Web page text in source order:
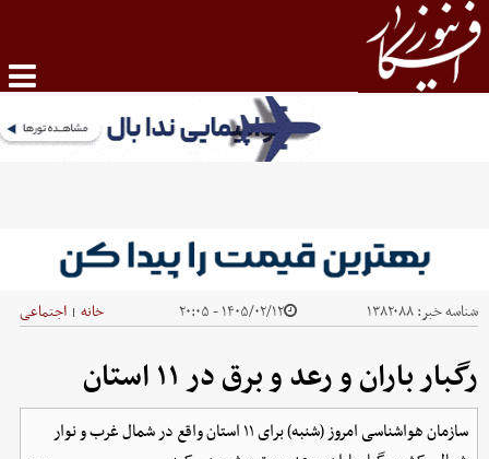
شناسه خبر:۱۳۸۲۰۸۸ ۱۴۰۵/۰۲/۱۲ - ۲۰:۰۵ خانه | اجتماعی
رگبار باران و رعد و برق در ۱۱ استان
سازمان هواشناسی امروز (شنبه) برای ۱۱ استان واقع در شمال غرب و نوار